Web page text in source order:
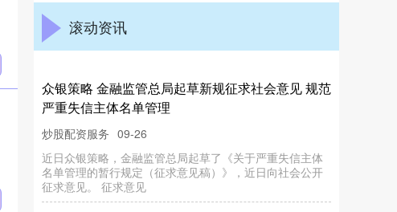
滚动资讯
众银策略 金融监管总局起草新规征求社会意见 规范
严重失信主体名单管理
炒股配资服务 09-26
近日众银策略，金融监管总局起草了《关于严重失信主体
名单管理的暂行规定（征求意见稿）》，近日向社会公开
征求意见。 征求意见